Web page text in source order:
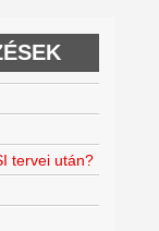
tervei után?